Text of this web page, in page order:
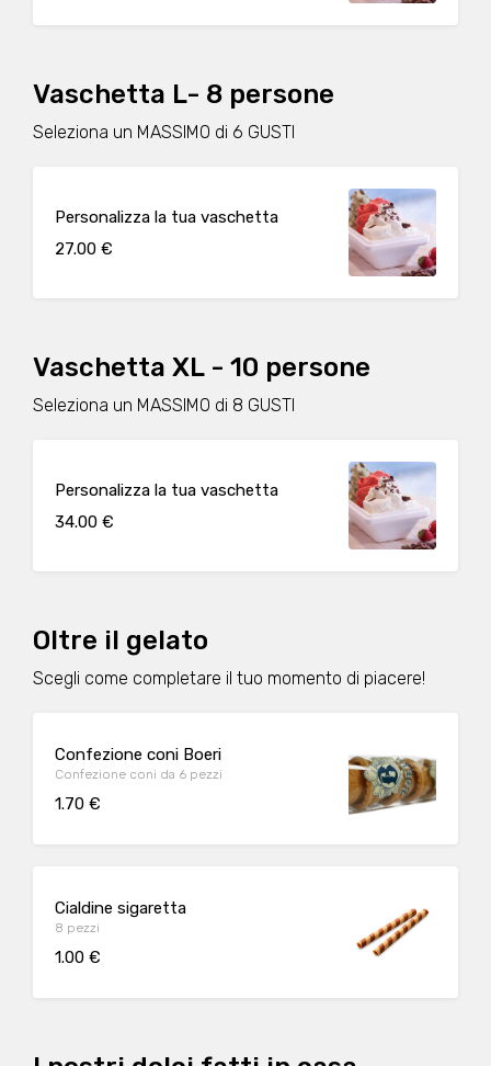
Vaschetta L- 8 persone
Seleziona un MASSIMO di 6 GUSTI
Personalizza la tua vaschetta
27.00 €
Vaschetta XL - 10 persone
Seleziona un MASSIMO di 8 GUSTI
Personalizza la tua vaschetta
34.00 €
Oltre il gelato
Scegli come completare il tuo momento di piacere!
Confezione coni Boeri
Confezione coni da 6 pezzi
1.70 €
Cialdine sigaretta
8 pezzi
1.00 €